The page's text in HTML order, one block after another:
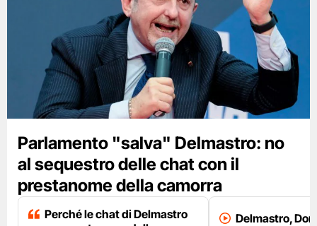
Parlamento "salva" Delmastro: no
al sequestro delle chat con il
prestanome della camorra
Perché le chat di Delmastro
Delmastro,